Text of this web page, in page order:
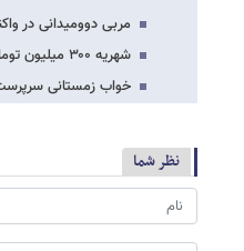
مربی دوومیدانی در
شهریه ۳۰۰ میلیون تومانی حضور در کلاس‌های مربیگری پرولایسنس
خواب زمستانی
نظر شما